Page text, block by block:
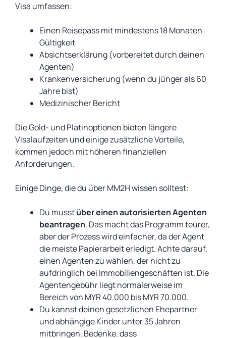
Visa umfassen:
Einen Reisepass mit mindestens 18 Monaten
Gültigkeit
Absichtserklärung (vorbereitet durch deinen
Agenten)
Krankenversicherung (wenn du jünger als 60
Jahre bist)
Medizinischer Bericht
Die Gold- und Platinoptionen bieten längere
Visalaufzeiten und einige zusätzliche Vorteile,
kommen jedoch mit höheren finanziellen
Anforderungen.
Einige Dinge, die du über MM2H wissen solltest:
Du musstüber einen autorisierten Agenten
beantragen. Das macht das Programm teurer,
aber der Prozess wird einfacher, da der Agent
die meiste Papierarbeit erledigt. Achte darauf,
einen Agenten zu wählen, der nicht zu
aufdringlich bei Immobiliengeschäften ist. Die
Agentengebühr liegt normalerweise im
Bereich von MYR 40.000 bis MYR 70.000.
Du kannst deinen gesetzlichen Ehepartner
und abhängige Kinder unter 35 Jahren
mitbringen. Bedenke, dass